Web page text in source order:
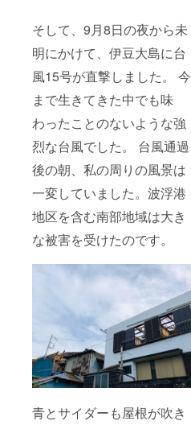
そして、9月8日の夜から未
明にかけて、伊豆大島に台
風15号が直撃しました。 今
まで生きてきた中でも味
わったことのないような強
烈な台風でした。 台風通過
後の朝、私の周りの風景は
一変していました。波浮港
地区を含む南部地域は大き
な被害を受けたのです。
青とサイダーも屋根が吹き